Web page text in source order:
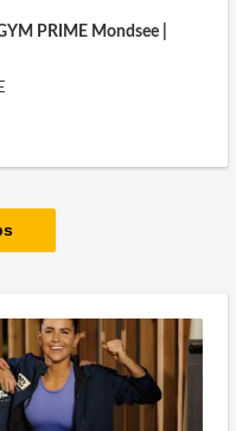
PRIME Mondsee |